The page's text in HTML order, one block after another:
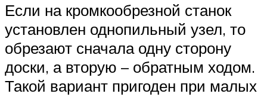
Если на кромкообрезной станок
установлен однопильный узел, то
обрезают сначала одну сторону
доски, а вторую – обратным ходом.
Такой вариант пригоден при малых